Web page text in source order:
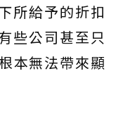
所給予的折扣
些公司甚至只
本無法帶來顯